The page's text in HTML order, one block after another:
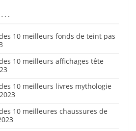
10 meilleurs fonds de teint pas
10 meilleurs affichages tête
10 meilleurs livres mythologie
10 meilleures chaussures de